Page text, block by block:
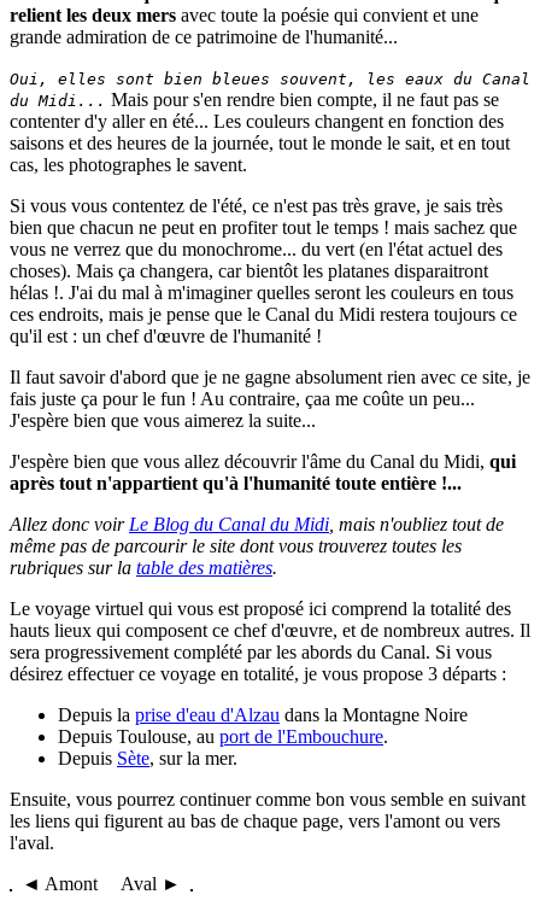
relient les deux mers avec toute la poésie qui convient et une
grande admiration de ce patrimoine de l'humanité...
Oui, elles sont bien bleues souvent, les eaux du Canal
du Midi... Mais pour s'en rendre bien compte, il ne faut pas se
contenter d'y aller en été... Les couleurs changent en fonction des
saisons et des heures de la journée, tout le monde le sait, et en tout
cas, les photographes le savent.
Si vous vous contentez de l'été, ce n'est pas très grave, je sais très
bien que chacun ne peut en profiter tout le temps ! mais sachez que
vous ne verrez que du monochrome... du vert (en l'état actuel des
choses). Mais ça changera, car bientôt les platanes disparaitront
hélas !. J'ai du mal à m'imaginer quelles seront les couleurs en tous
ces endroits, mais je pense que le Canal du Midi restera toujours ce
qu'il est : un chef d'œuvre de l'humanité !
Il faut savoir d'abord que je ne gagne absolument rien avec ce site, je
fais juste ça pour le fun ! Au contraire, çaa me coûte un peu...
J'espère bien que vous aimerez la suite...
J'espère bien que vous allez découvrir l'âme du Canal du Midi, qui
après tout n'appartient qu'à l'humanité toute entière !...
Allez donc voir Le Blog du Canal du Midi , mais n'oubliez tout de
même pas de parcourir le site dont vous trouverez toutes les
rubriques sur la table des matières.
Le voyage virtuel qui vous est proposé ici comprend la totalité des
hauts lieux qui composent ce chef d'œuvre, et de nombreux autres. Il
sera progressivement complété par les abords du Canal. Si vous
désirez effectuer ce voyage en totalité, je vous propose 3 départs :
Depuis la prise d'eau d'Alzau dans la Montagne Noire
Depuis Toulouse, au port de l'Embouchure.
Depuis Sète, sur la mer.
Ensuite, vous pourrez continuer comme bon vous semble en suivant
les liens qui figurent au bas de chaque page, vers l'amont ou vers
l'aval.
◄ Amont Aval ►